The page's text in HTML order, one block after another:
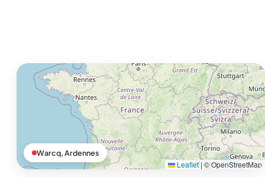
Leaflet |© OpenStreetMap
Warcq, Ardennes